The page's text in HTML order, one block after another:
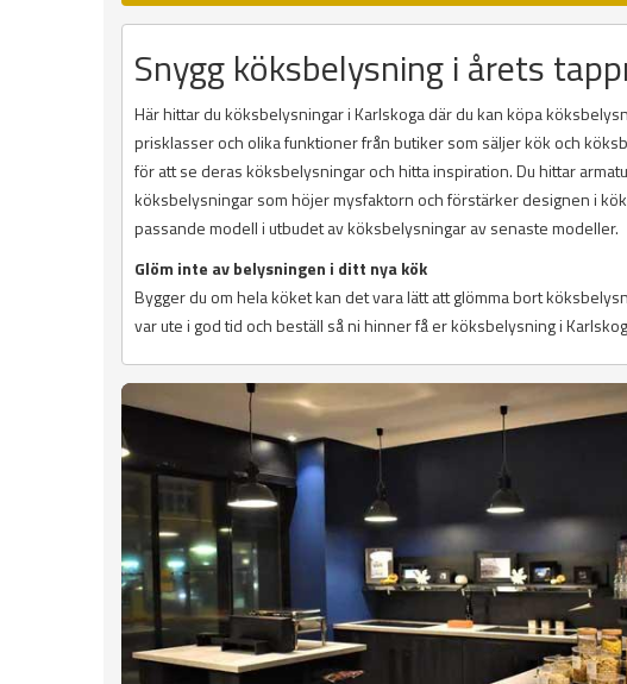
Snygg köksbelysning i årets
Här hittar du köksbelysningar i Karlskoga där du kan köpa
prisklasser och olika funktioner från butiker som säljer kök och
för att se deras köksbelysningar och hitta inspiration. Du hittar
köksbelysningar som höjer mysfaktorn och förstärker designen i
passande modell i utbudet av köksbelysningar av senaste modeller.
Glöm inte av belysningen i ditt nya kök
Bygger du om hela köket kan det vara lätt att glömma bort
var ute i god tid och beställ så ni hinner få er köksbelysning i